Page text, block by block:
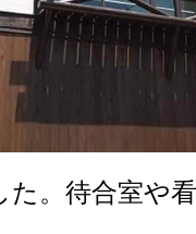
。待合室や